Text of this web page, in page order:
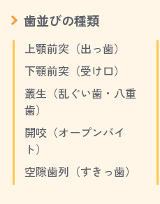
歯並びの種類
上顎前突（出っ歯）
下顎前突（受け口）
叢生（乱ぐい歯・八重
歯）
開咬（オープンバイ
ト）
空隙歯列（すきっ歯）